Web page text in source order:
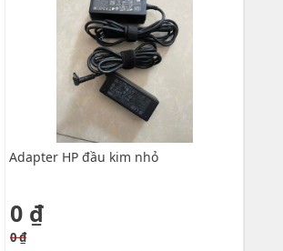
Adapter HP đầu kim nhỏ
0 ₫
0 ₫